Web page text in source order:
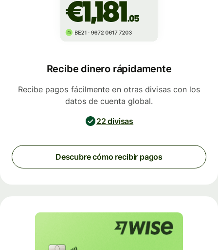
Recibe dinero rápidamente
Recibe pagos fácilmente en otras divisas con los
datos de cuenta global.
22 divisas
Descubre cómo recibir pagos